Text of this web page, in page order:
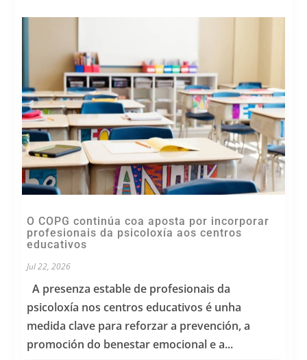
O COPG continúa coa aposta por incorporar
profesionais da psicoloxía aos centros
educativos
Jul 22, 2026
A presenza estable de profesionais da
psicoloxía nos centros educativos é unha
medida clave para reforzar a prevención, a
promoción do benestar emocional e a...